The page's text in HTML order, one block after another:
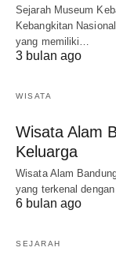
Sejarah Museum
Kebangkitan
yang memiliki…
3 bulan ago
WISATA
Wisata Alam
Keluarga
Wisata Alam
yang terkenal
6 bulan ago
SEJARAH